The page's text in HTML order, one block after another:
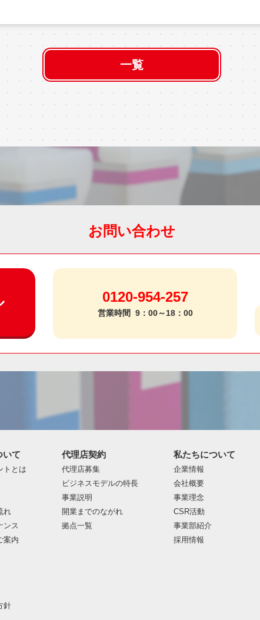
一覧
お問い合わせ
0120-954-257
営業時間 9：00～18：00
いて
トとは
れ
ンス
案内
代理店契約
代理店募集
ビジネスモデルの特長
事業説明
開業までのながれ
拠点一覧
私たちについて
企業情報
会社概要
事業理念
CSR活動
事業部紹介
採用情報
針